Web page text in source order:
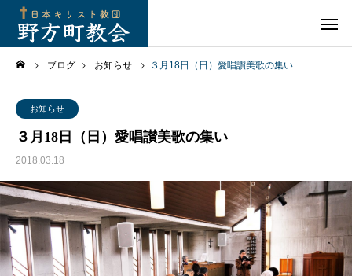
ブログ お知らせ ３月18日（日）愛唱讃美歌の集い
お知らせ
３月18日（日）愛唱讃美歌の集い
2018.03.18